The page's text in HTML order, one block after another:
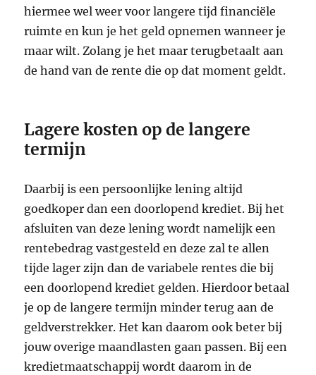
hiermee wel weer voor langere tijd financiële
ruimte en kun je het geld opnemen wanneer je
maar wilt. Zolang je het maar terugbetaalt aan
de hand van de rente die op dat moment geldt.
Lagere kosten op de langere
termijn
Daarbij is een persoonlijke lening altijd
goedkoper dan een doorlopend krediet. Bij het
afsluiten van deze lening wordt namelijk een
rentebedrag vastgesteld en deze zal te allen
tijde lager zijn dan de variabele rentes die bij
een doorlopend krediet gelden. Hierdoor betaal
je op de langere termijn minder terug aan de
geldverstrekker. Het kan daarom ook beter bij
jouw overige maandlasten gaan passen. Bij een
kredietmaatschappij wordt daarom in de